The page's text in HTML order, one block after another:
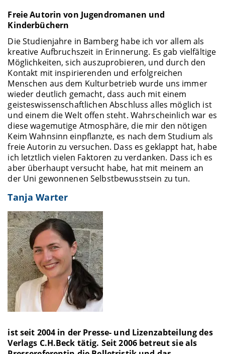
Freie Autorin von Jugendromanen und
Kinderbüchern
Die Studienjahre in Bamberg habe ich vor allem als
kreative Aufbruchszeit in Erinnerung. Es gab vielfältige
Möglichkeiten, sich auszuprobieren, und durch den
Kontakt mit inspirierenden und erfolgreichen
Menschen aus dem Kulturbetrieb wurde uns immer
wieder deutlich gemacht, dass auch mit einem
geisteswissenschaftlichen Abschluss alles möglich ist
und einem die Welt offen steht. Wahrscheinlich war es
diese wagemutige Atmosphäre, die mir den nötigen
Keim Wahnsinn einpflanzte, es nach dem Studium als
freie Autorin zu versuchen. Dass es geklappt hat, habe
ich letztlich vielen Faktoren zu verdanken. Dass ich es
aber überhaupt versucht habe, hat mit meinem an
der Uni gewonnenen Selbstbewusstsein zu tun.
Tanja Warter
ist seit 2004 in der Presse- und Lizenzabteilung des
Verlags C.H.Beck tätig. Seit 2006 betreut sie als